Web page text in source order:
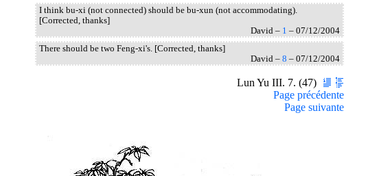
I think bu-xi (not connected) should be bu-xun (not accommodating).
[Corrected, thanks]
David – 1 – 07/12/2004
There should be two Feng-xi's. [Corrected, thanks]
David – 8 – 07/12/2004
Lun Yu III. 7. (47)
Page précédente
Page suivante